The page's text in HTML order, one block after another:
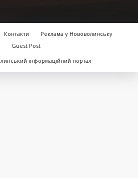
Контакти
Реклама у Нововолинську
Guest Post
інформаційний портал